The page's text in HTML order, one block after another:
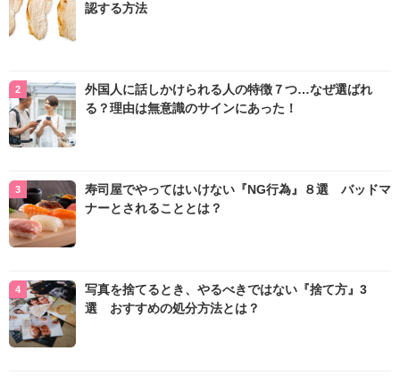
認する方法
外国人に話しかけられる人の特徴７つ…なぜ選ばれ
る？理由は無意識のサインにあった！
寿司屋でやってはいけない『NG行為』８選 バッドマ
ナーとされることとは？
写真を捨てるとき、やるべきではない『捨て方』3
選 おすすめの処分方法とは？